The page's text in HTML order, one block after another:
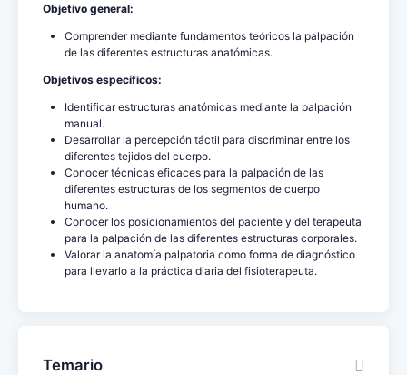
Objetivo general:
Comprender mediante fundamentos teóricos la palpación
de las diferentes estructuras anatómicas.
Objetivos específicos:
Identificar estructuras anatómicas mediante la palpación
manual.
Desarrollar la percepción táctil para discriminar entre los
diferentes tejidos del cuerpo.
Conocer técnicas eficaces para la palpación de las
diferentes estructuras de los segmentos de cuerpo
humano.
Conocer los posicionamientos del paciente y del terapeuta
para la palpación de las diferentes estructuras corporales.
Valorar la anatomía palpatoria como forma de diagnóstico
para llevarlo a la práctica diaria del fisioterapeuta.
Temario